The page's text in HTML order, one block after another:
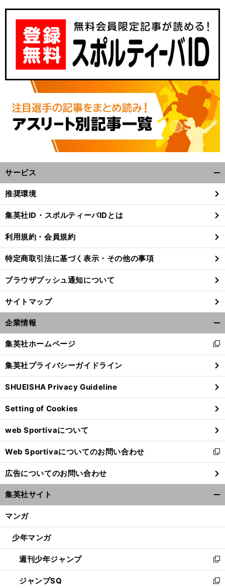
〜
へ
サービス
閉
る
推奨環境
集英社ID・スポルティーバIDとは
利用規約・会員規約
特定商取引法に基づく表示・その他の事項
ブラウザプッシュ通知について
サイトマップ
企業情報
閉
る
集英社ホームページ
新
し
い
ウ
ィ
ン
ド
ウ
で
開
く
集英社プライバシーガイドライン
SHUEISHA Privacy Guideline
Setting of Cookies
web Sportivaについて
Web Sportivaについてのお問い合わせ
新
し
い
ウ
ィ
ン
ウ
開
く
広告についてのお問い合わせ
集英社サイト
マンガ
少年マンガ
週刊少年ジャンプ
新
し
い
ジャンプSQ
新